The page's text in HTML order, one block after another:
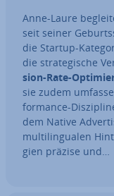
Anne-Laure
seit seiner
die Startup-
die stra­te­gi­sche
si­on-Rate-
sie zudem
for­mance-
dem Native
mul­ti­l­in­gua­len
gien präzise und…